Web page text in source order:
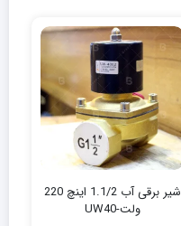
شیر برقی آب 1.1/2 اینچ 220
ولت-UW40